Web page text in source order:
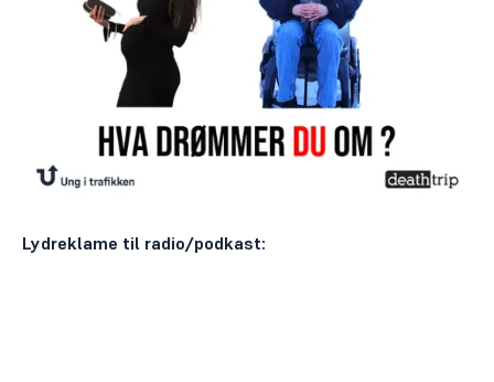
Lydreklame til radio/podkast: